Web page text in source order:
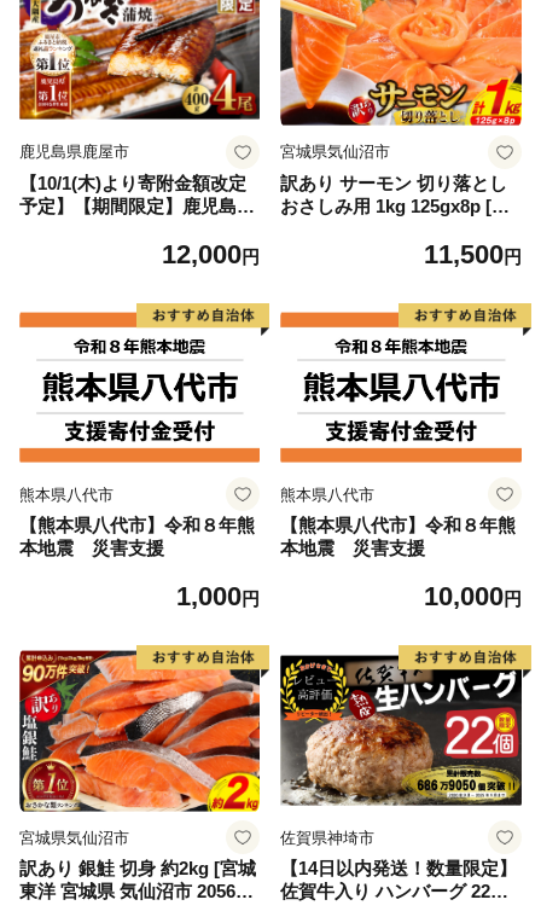
鹿児島県鹿屋市
【10/1(木)より寄附金額改定
予定】【期間限定】鹿児島県
12,000円
宮城県気仙沼市
訳あり サーモン 切り落とし
おさしみ用 1kg 125gx8p [足
4313] 魚 魚介類 鮭 お刺し身
介
11,500円
熊本県八代市
【熊本県八代市】令和８年熊
本地震 災害支援
1,000円
熊本県八代市
【熊本県八代市】令和８年熊
本地震 災害支援
10,000円
宮城県気仙沼市
訳あり 銀鮭 切身 約2kg [宮城
東洋 宮城県 気仙沼市 205649
佐賀県神埼市
【14日以内発送！数量限定】
佐賀牛入り ハンバーグ 22個